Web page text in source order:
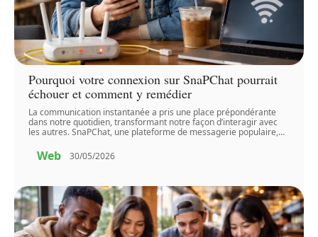
Pourquoi votre connexion sur SnaPChat pourrait
échouer et comment y remédier
La communication instantanée a pris une place prépondérante
dans notre quotidien, transformant notre façon d’interagir avec
les autres. SnaPChat, une plateforme de messagerie populaire,…
Web 30/05/2026